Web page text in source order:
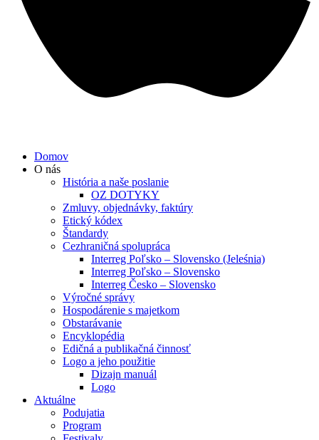
Domov
O nás
História a naše poslanie
OZ DOTYKY
Zmluvy, objednávky, faktúry
Etický kódex
Štandardy
Cezhraničná spolupráca
Interreg Poľsko – Slovensko (Jeleśnia)
Interreg Poľsko – Slovensko
Interreg Česko – Slovensko
Výročné správy
Hospodárenie s majetkom
Obstarávanie
Encyklopédia
Edičná a publikačná činnosť
Logo a jeho použitie
Dizajn manuál
Logo
Aktuálne
Podujatia
Program